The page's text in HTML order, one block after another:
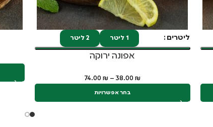
ליטרים 1 ליטר 2 ליטר
אפונה ירוקה
38.00 ₪
–
74.00 ₪
בחר אפשרויות